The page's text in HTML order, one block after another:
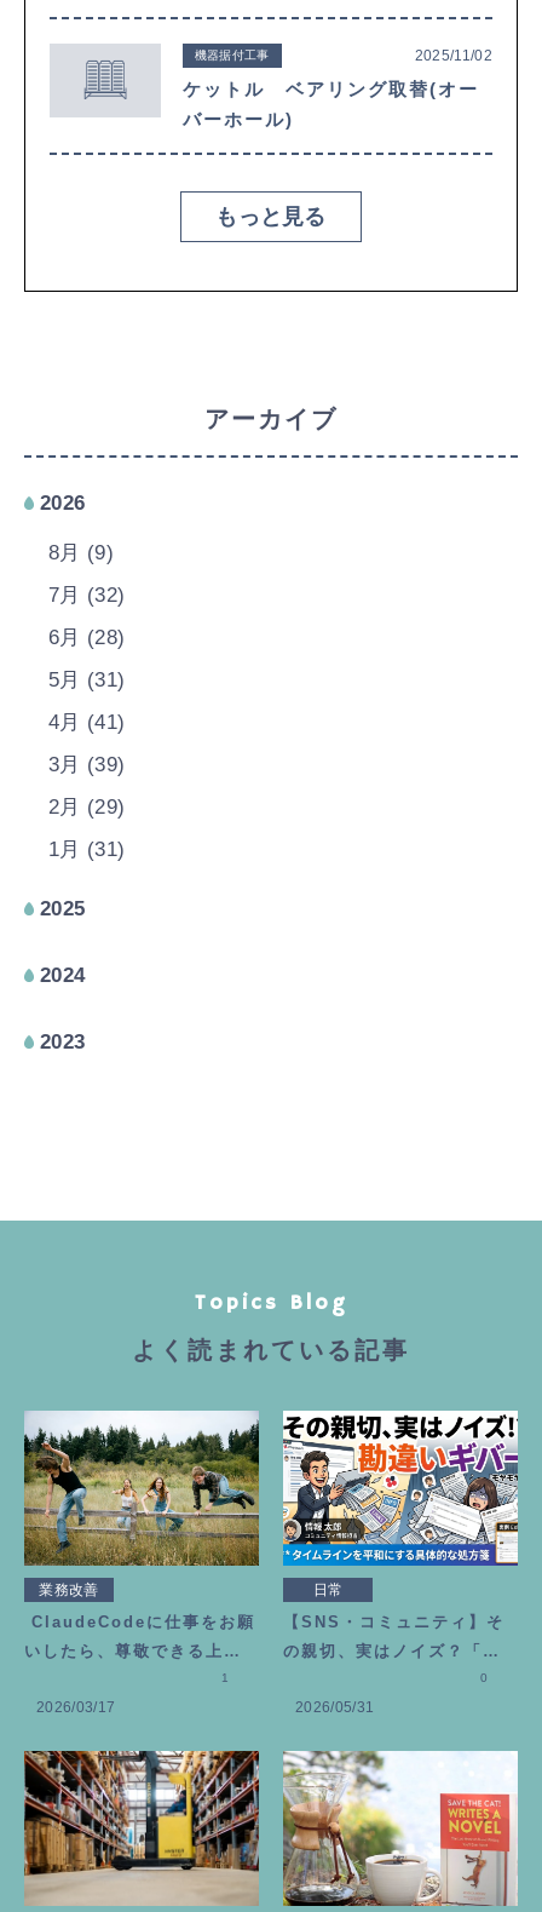
機器据付工事 2025/11/02
ケットル ベアリング取替(オー
バーホール)
もっと見る
アーカイブ
2026
8月 (9)
7月 (32)
6月 (28)
5月 (31)
4月 (41)
3月 (39)
2月 (29)
1月 (31)
2025
2024
2023
Topics Blog
よく読まれている記事
業務改善
ClaudeCodeに仕事をお願
いしたら、尊敬できる上司
2026/03/17
1
日常
【SNS・コミュニティ】そ
の親切、実はノイズ？「勘
違いギバー」にモヤモヤし
た時の処方箋
2026/05/31
0